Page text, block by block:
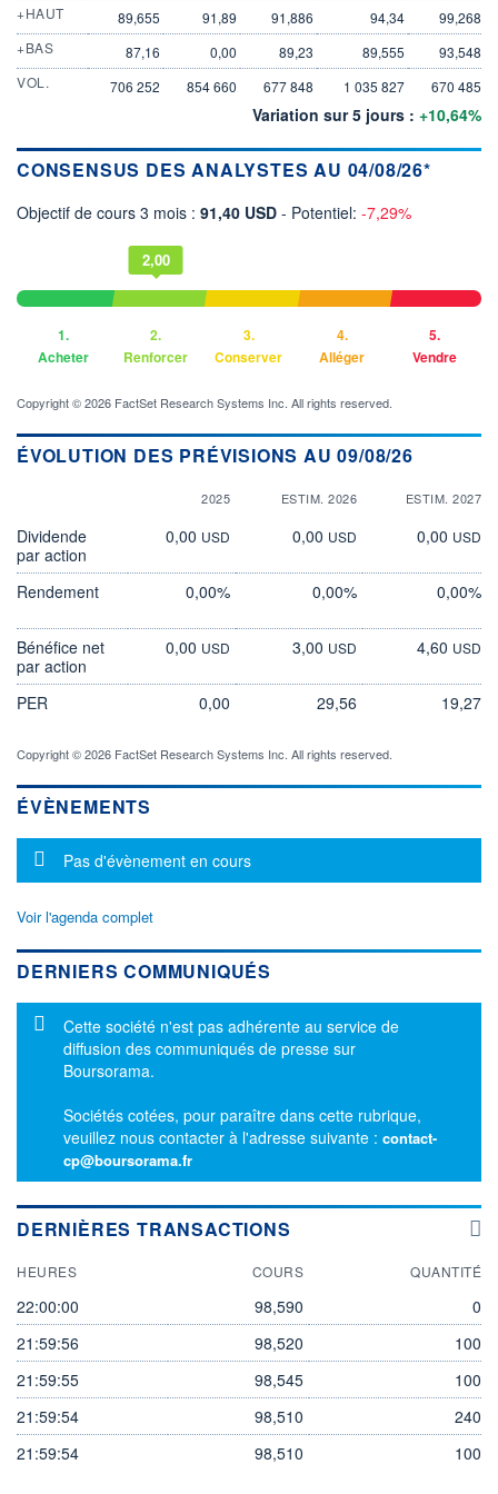
+HAUT
89,655 91,89 91,886 94,34
99,268
+BAS
87,16 0,00 89,23 89,555
93,548
VOL.
706 252 854 660 677 848 1 035 827 670 485
Variation sur 5 jours : +10,64%
CONSENSUS DES ANALYSTES AU 04/08/26*
Objectif de cours 3 mois : 91,40 USD - Potentiel: -7,29%
1.
Acheter
2,00
2.
Renforcer
3.
Conserver
4.
Alléger
5.
Vendre
Copyright © 2026 FactSet Research Systems Inc. All rights reserved.
ÉVOLUTION DES PRÉVISIONS AU 09/08/26
2025 ESTIM. 2026 ESTIM. 2027
Dividende
par action
0,00 USD 0,00 USD 0,00 USD
Rendement 0,00% 0,00% 0,00%
Bénéfice net
par action
0,00 USD 3,00 USD 4,60 USD
PER 0,00 29,56 19,27
Copyright © 2026 FactSet Research Systems Inc. All rights reserved.
ÉVÈNEMENTS
Message d'information
Pas d'évènement en cours
Voir l'agenda complet
DERNIERS COMMUNIQUÉS
Message d'information
Cette société n'est pas adhérente au service de
diffusion des communiqués de presse sur
Boursorama.
Sociétés cotées, pour paraître dans cette rubrique,
veuillez nous contacter à l'adresse suivante : contact-
cp@boursorama.fr
DERNIÈRES TRANSACTIONS
HEURES COURS QUANTITÉ
22:00:00 98,590
0
21:59:56
98,520
100
21:59:55
98,545
100
21:59:54
98,510
240
21:59:54
98,510 100